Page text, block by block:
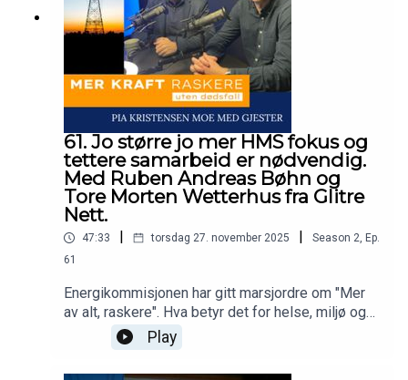
61. Jo større jo mer HMS fokus og
tettere samarbeid er nødvendig.
Med Ruben Andreas Bøhn og
Tore Morten Wetterhus fra Glitre
Nett.
47:33 | torsdag 27. november 2025 | Season 2, Ep.
61
Energikommisjonen har gitt marsjordre om "Mer
av alt, raskere". Hva betyr det for helse, miljø og
sikkerhet at vi skal bygge mer kraft - raskere?
Dette spørsmålet stiller Pia Kristensen Moe i
podcasten Mer kraft raskere - uten dødsfall.
Play